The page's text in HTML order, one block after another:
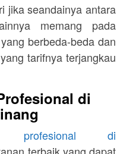
jika seandainya antara
memang pada
berbeda-beda dan
tarifnya terjangkau
di
di